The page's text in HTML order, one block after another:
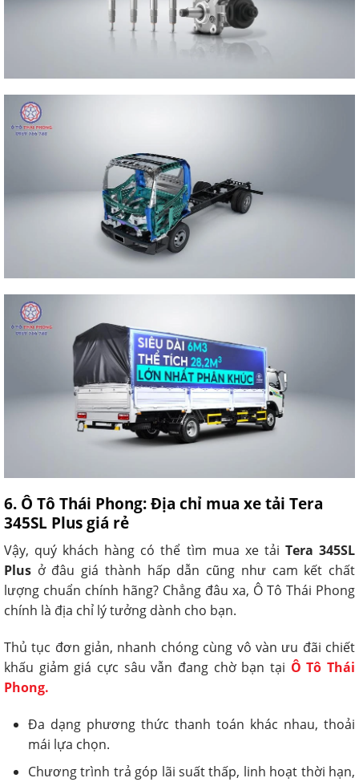
6. Ô Tô Thái Phong: Địa chỉ mua xe tải Tera
345SL Plus giá rẻ
Vậy, quý khách hàng có thể tìm mua xe tải Tera 345SL
Plus ở đâu giá thành hấp dẫn cũng như cam kết chất
lượng chuẩn chính hãng? Chẳng đâu xa, Ô Tô Thái Phong
chính là địa chỉ lý tưởng dành cho bạn.
Thủ tục đơn giản, nhanh chóng cùng vô vàn ưu đãi chiết
khấu giảm giá cực sâu vẫn đang chờ bạn tại Ô Tô Thái
Phong.
Đa dạng phương thức thanh toán khác nhau, thoải
mái lựa chọn.
Chương trình trả góp lãi suất thấp, linh hoạt thời hạn,